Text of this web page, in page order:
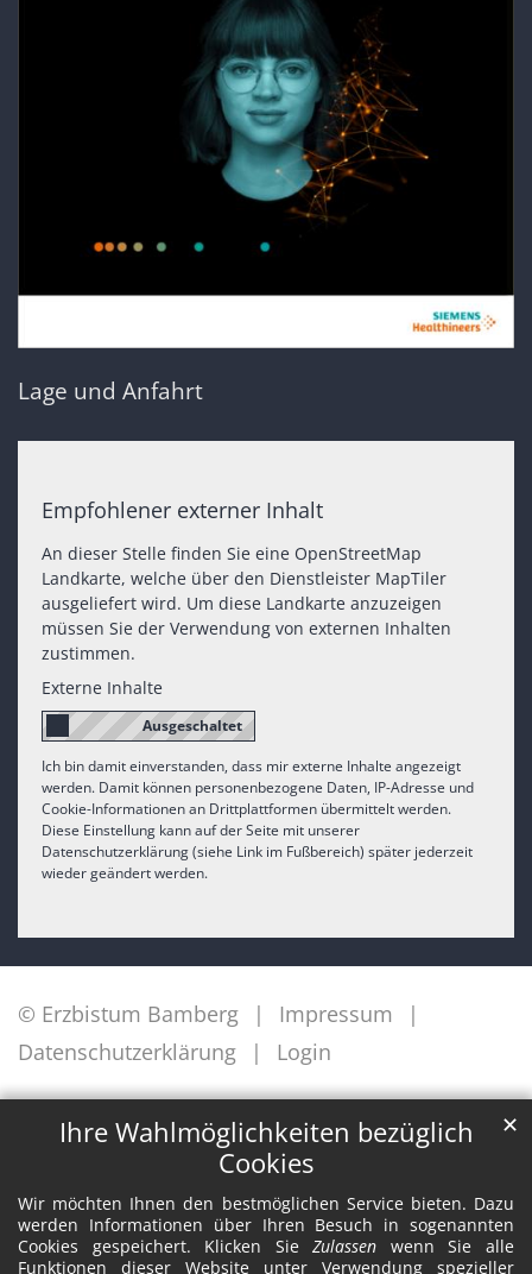
Ihre Wahlmöglichkeiten bezüglich
Cookies
Wir möchten Ihnen den bestmöglichen Service bieten. Dazu
werden Informationen über Ihren Besuch in sogenannten
Cookies gespeichert. Klicken SieZulassen wenn Sie alle
Funktionen dieser Website unter Verwendung spezieller
✕
Lage und Anfahrt
Empfohlener externer Inhalt
An dieser Stelle finden Sie eine OpenStreetMap
Landkarte, welche über den Dienstleister MapTiler
ausgeliefert wird. Um diese Landkarte anzuzeigen
müssen Sie der Verwendung von externen Inhalten
zustimmen.
Externe Inhalte
Ich bin damit einverstanden, dass mir externe Inhalte angezeigt
werden. Damit können personenbezogene Daten, IP-Adresse und
Cookie-Informationen an Drittplattformen übermittelt werden.
Diese Einstellung kann auf der Seite mit unserer
Datenschutzerklärung (siehe Link im Fußbereich) später jederzeit
wieder geändert werden.
© Erzbistum Bamberg
Impressum
Datenschutzerklärung
Login